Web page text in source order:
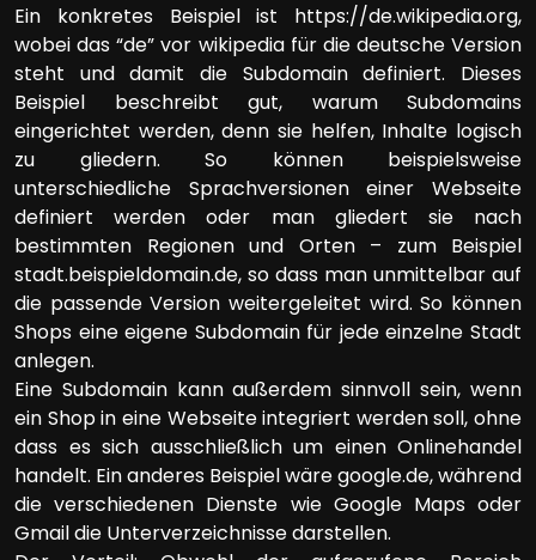
Ein konkretes Beispiel ist https://de.wikipedia.org,
wobei das “de” vor wikipedia für die deutsche Version
steht und damit die Subdomain definiert. Dieses
Beispiel beschreibt gut, warum Subdomains
eingerichtet werden, denn sie helfen, Inhalte logisch
zu gliedern. So können beispielsweise
unterschiedliche Sprachversionen einer Webseite
definiert werden oder man gliedert sie nach
bestimmten Regionen und Orten – zum Beispiel
stadt.beispieldomain.de, so dass man unmittelbar auf
die passende Version weitergeleitet wird. So können
Shops eine eigene Subdomain für jede einzelne Stadt
anlegen.
Eine Subdomain kann außerdem sinnvoll sein, wenn
ein Shop in eine Webseite integriert werden soll, ohne
dass es sich ausschließlich um einen Onlinehandel
handelt. Ein anderes Beispiel wäre google.de, während
die verschiedenen Dienste wie Google Maps oder
Gmail die Unterverzeichnisse darstellen.